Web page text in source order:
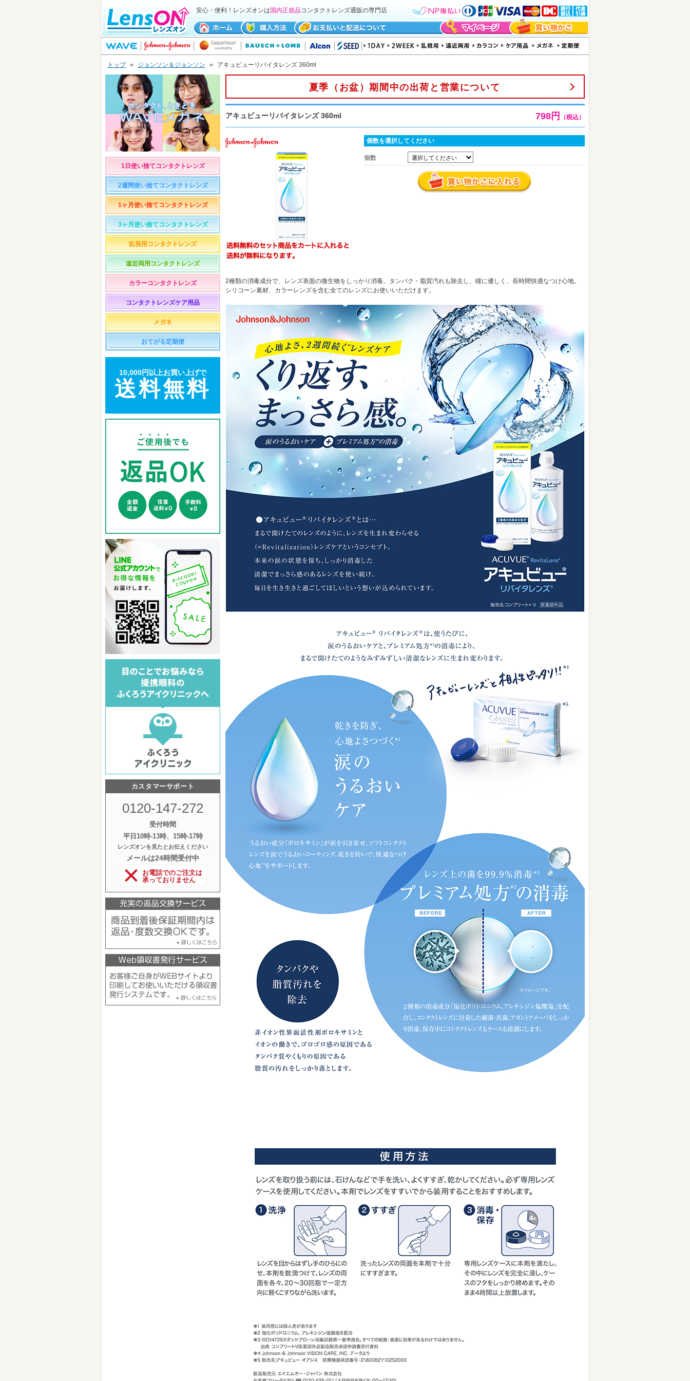
安心・便利！レンズオンは 国内正規品コンタクトレンズ通販の専門店
トップ » ジョンソン＆ジョンソン » アキュビューリバイタレンズ 360ml
1日使い捨てコンタクトレンズ
2週間使い捨てコンタクトレンズ
1ヶ月使い捨てコンタクトレンズ
3ヶ月使い捨てコンタクトレンズ
乱視用コンタクトレンズ
遠近両用コンタクトレンズ
カラーコンタクトレンズ
コンタクトレンズケア用品
メガネ
おてがる定期便
10,000円以上お買い上げで
送料無料
カスタマーサポート
0120-147-272
受付時間
平日10時‐13時、15時‐17時
レンズオンを見たとお伝えください
メールは24時間受付中
お電話でのご注文は
承っておりません
夏季（お盆）期間中の出荷と営業について
アキュビューリバイタレンズ 360ml 798円 （税込）
個数を選択してください
個数
2種類の消毒成分で、レンズ表面の微生物をしっかり消毒。タンパク・脂質汚れも除去し、瞳に優しく、長時間快適なつけ心地。
シリコーン素材、カラーレンズを含む全てのレンズにお使いいただけます。